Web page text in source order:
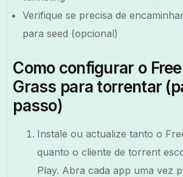
Verifique se precisa de
para seed (opcional)
Como configurar o
Grass para torrentar
passo)
Instale ou actualize tanto o
quanto o cliente de torrent
Play. Abra cada app uma vez